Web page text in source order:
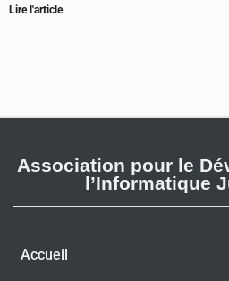
Lire l'article
Association pour le
l’Informatique
Accueil